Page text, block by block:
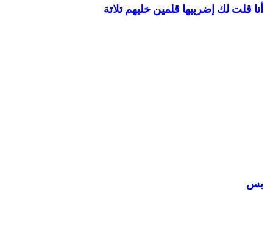
أنا قلت لك إضربيها قلمين خليهم تلاتة
بس